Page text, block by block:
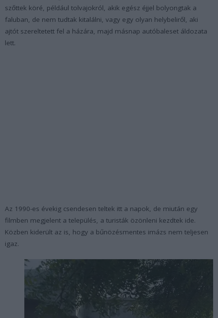
szőttek köré, például tolvajokról, akik egész éjjel bolyongtak a
faluban, de nem tudtak kitalálni, vagy egy olyan helybeliről, aki
ajtót szereltetett fel a házára, majd másnap autóbaleset áldozata
lett.
Az 1990-es évekig csendesen teltek itt a napok, de miután egy
filmben megjelent a település, a turisták özönleni kezdtek ide.
Közben kiderült az is, hogy a bűnözésmentes imázs nem teljesen
igaz.